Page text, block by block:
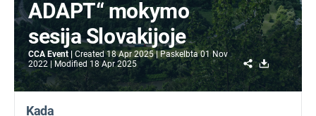
ADAPT“ mokymo
sesija Slovakijoje
CCA Event Created 18 Apr 2025 Paskelbta 01 Nov
2022
Modified 18 Apr 2025 ShareDownload
Kada